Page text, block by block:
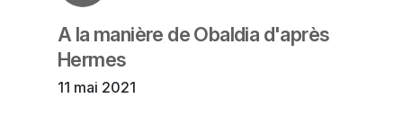
A la manière de Obaldia d'après
Hermes
11 mai 2021